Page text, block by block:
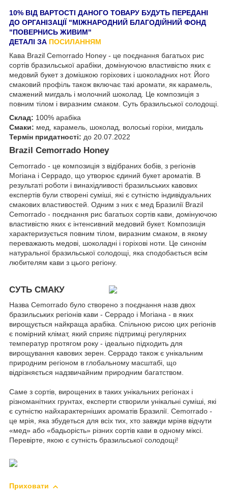
10% ВІД ВАРТОСТІ ДАНОГО ТОВАРУ БУДУТЬ ПЕРЕДАНІ
ДО ОРГАНІЗАЦІЇ "МІЖНАРОДНИЙ БЛАГОДІЙНИЙ ФОНД
"ПОВЕРНИСЬ ЖИВИМ"
ДЕТАЛІ ЗА ПОСИЛАННЯМ
Кава Brazil Cemorrado Honey - це поєднання багатьох рис
сортів бразильської арабіки, домінуючою властивістю яких є
медовий букет з домішкою горіхових і шоколадних нот. Його
смаковий профіль також включає такі аромати, як карамель,
смажений мигдаль і молочний шоколад. Це композиція з
повним тілом і виразним смаком. Суть бразильської солодощі.
Склад: 100% арабіка
Смаки: мед, карамель, шоколад, волоські горіхи, мигдаль
Термін придатності: до 20.07.2022
Brazil Cemorrado Honey
Cemorrado - це композиція з відібраних бобів, з регіонів
Могіана і Серрадо, що утворює єдиний букет ароматів. В
результаті роботи і винахідливості бразильських кавових
експертів були створені суміші, які є сутністю індивідуальних
смакових властивостей. Одним з них є мед Бразилії Brazil
Cemorrado - поєднання рис багатьох сортів кави, домінуючою
властивістю яких є інтенсивний медовий букет. Композиція
характеризується повним тілом, виразним смаком, в якому
переважають медові, шоколадні і горіхові ноти. Це синонім
натуральної бразильської солодощі, яка сподобається всім
любителям кави з цього регіону.
СУТЬ СМАКУ
Назва Cemorrado було створено з поєднання назв двох
бразильських регіонів кави - Серрадо і Могіана - в яких
вирощується найкраща арабіка. Спільною рисою цих регіонів
є помірний клімат, який сприяє підтримці регулярних
температур протягом року - ідеально підходить для
вирощування кавових зерен. Серрадо також є унікальним
природним регіоном в глобальному масштабі, що
відрізняється надзвичайним природним багатством.
Саме з сортів, вирощених в таких унікальних регіонах і
різноманітних грунтах, експерти створили унікальні суміші, які
є сутністю найхарактерніших ароматів Бразилії. Cemorrado -
це мрія, яка збудеться для всіх тих, хто завжди мріяв відчути
«мед» або «бадьорість» різних сортів кави в одному міксі.
Перевірте, якою є сутність бразильської солодощі!
Приховати